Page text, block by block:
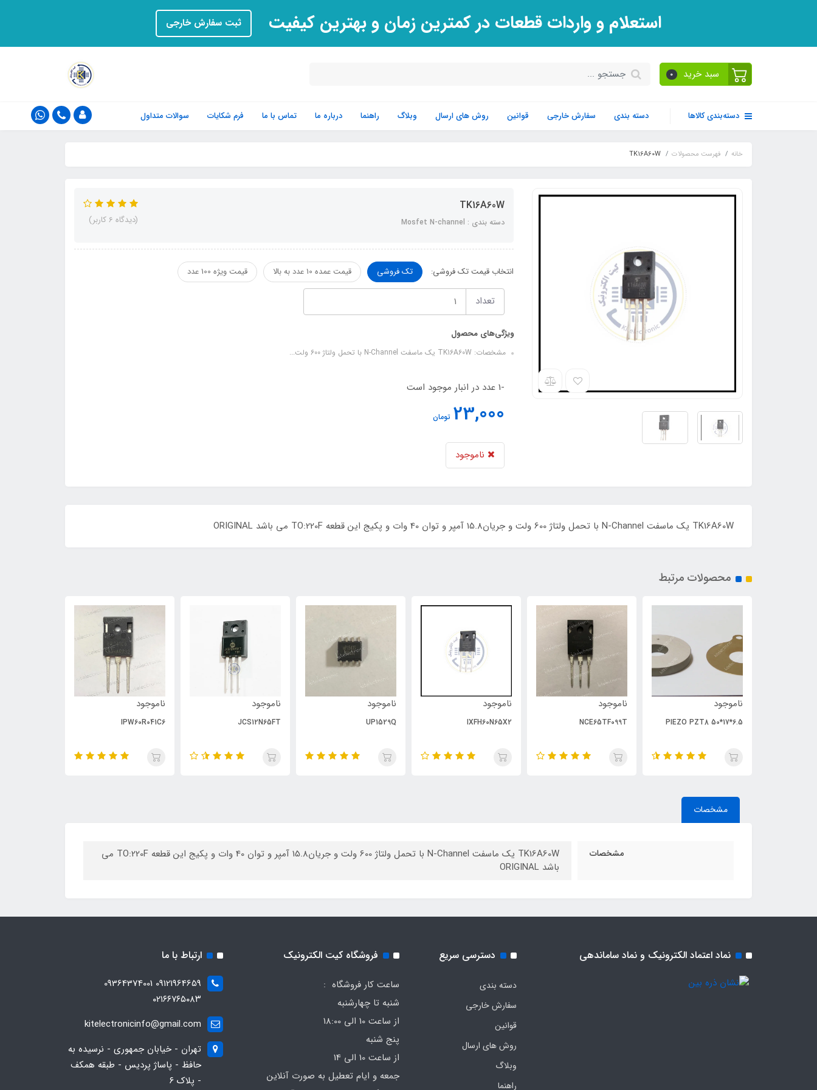
استعلام و واردات قطعات در کمترین زمان و بهترین کیفیت ثبت سفارش خارجی
سبد خرید 0
دسته‌بندی کالاها دسته بندی سفارش خارجی قوانین روش های ارسال وبلاگ راهنما درباره ما تماس با ما فرم‌ شکایات سوالات متداول
خانه فهرست محصولات TK16A60W
TK16A60W
دسته بندی : Mosfet N-channel (دیدگاه 6 کاربر)
انتخاب قیمت تک فروشی: تک فروشی قیمت عمده 10 عدد به بالا قیمت ویژه 100 عدد
تعداد
ویژگی‌های محصول
مشخصات: TK16A60W یک ماسفت N-Channel با تحمل ولتاژ 600 ولت...
-1 عدد در انبار موجود است
23,000 تومان
ناموجود
محصولات مرتبط
ناموجود
PIEZO PZT8 50*17*6.5
ناموجود
NCE65TF099T
ناموجود
IXFH60N65X2
ناموجود
UP1529Q
ناموجود
JCS12N65FT
ناموجود
IPW60R041C6
مشخصات
مشخصات
TK16A60W یک ماسفت N-Channel با تحمل ولتاژ 600 ولت و جریان15.8 آمپر و توان 40 وات و پکیج این قطعه TO:220F می
باشد ORIGINAL
نماد اعتماد الکترونیک و نماد ساماندهی دسترسی سریع
دسته بندی
سفارش خارجی
قوانین
روش های ارسال
وبلاگ
راهنما
فروشگاه کیت الکترونیک
ساعت کار فروشگاه :
شنبه تا چهارشنبه
از ساعت 10 الی 18:00
پنج شنبه
از ساعت 10 الی 14
جمعه و ایام تعطیل به صورت آنلاین
ارتباط با ما
09121964659 09364374001
۰۲۱۶۶۷۶۵۰۸۳
kitelectronicinfo@gmail.com
تهران - خیابان جمهوری - نرسیده به
حافظ - پاساژ پردیس - طبقه همکف
- پلاک ۶